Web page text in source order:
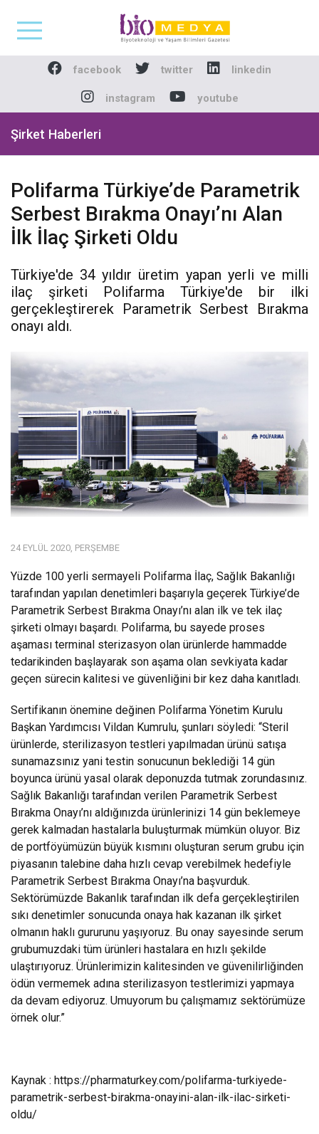
Biomedya -
facebook twitter linkedin
instagram youtube
Şirket Haberleri
Polifarma Türkiye’de Parametrik
Serbest Bırakma Onayı’nı Alan
İlk İlaç Şirketi Oldu
Türkiye'de 34 yıldır üretim yapan yerli ve milli
ilaç şirketi Polifarma Türkiye'de bir ilki
gerçekleştirerek Parametrik Serbest Bırakma
onayı aldı.
24 EYLÜL 2020, PERŞEMBE
Yüzde 100 yerli sermayeli Polifarma İlaç, Sağlık Bakanlığı
tarafından yapılan denetimleri başarıyla geçerek Türkiye’de
Parametrik Serbest Bırakma Onayı’nı alan ilk ve tek ilaç
şirketi olmayı başardı. Polifarma, bu sayede proses
aşaması terminal sterizasyon olan ürünlerde hammadde
tedarikinden başlayarak son aşama olan sevkiyata kadar
geçen sürecin kalitesi ve güvenliğini bir kez daha kanıtladı.
Sertifikanın önemine değinen Polifarma Yönetim Kurulu
Başkan Yardımcısı Vildan Kumrulu, şunları söyledi: “Steril
ürünlerde, sterilizasyon testleri yapılmadan ürünü satışa
sunamazsınız yani testin sonucunun beklediği 14 gün
boyunca ürünü yasal olarak deponuzda tutmak zorundasınız.
Sağlık Bakanlığı tarafından verilen Parametrik Serbest
Bırakma Onayı’nı aldığınızda ürünlerinizi 14 gün beklemeye
gerek kalmadan hastalarla buluşturmak mümkün oluyor. Biz
de portföyümüzün büyük kısmını oluşturan serum grubu için
piyasanın talebine daha hızlı cevap verebilmek hedefiyle
Parametrik Serbest Bırakma Onayı’na başvurduk.
Sektörümüzde Bakanlık tarafından ilk defa gerçekleştirilen
sıkı denetimler sonucunda onaya hak kazanan ilk şirket
olmanın haklı gururunu yaşıyoruz. Bu onay sayesinde serum
grubumuzdaki tüm ürünleri hastalara en hızlı şekilde
ulaştırıyoruz. Ürünlerimizin kalitesinden ve güvenilirliğinden
ödün vermemek adına sterilizasyon testlerimizi yapmaya
da devam ediyoruz. Umuyorum bu çalışmamız sektörümüze
örnek olur.”
Kaynak : https://pharmaturkey.com/polifarma-turkiyede-
parametrik-serbest-birakma-onayini-alan-ilk-ilac-sirketi-
oldu/